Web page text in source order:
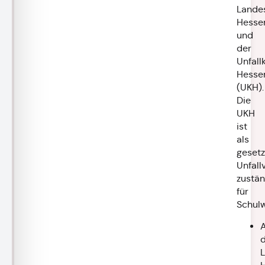
und
der
(UKH).
Die
UKH
ist
als
für